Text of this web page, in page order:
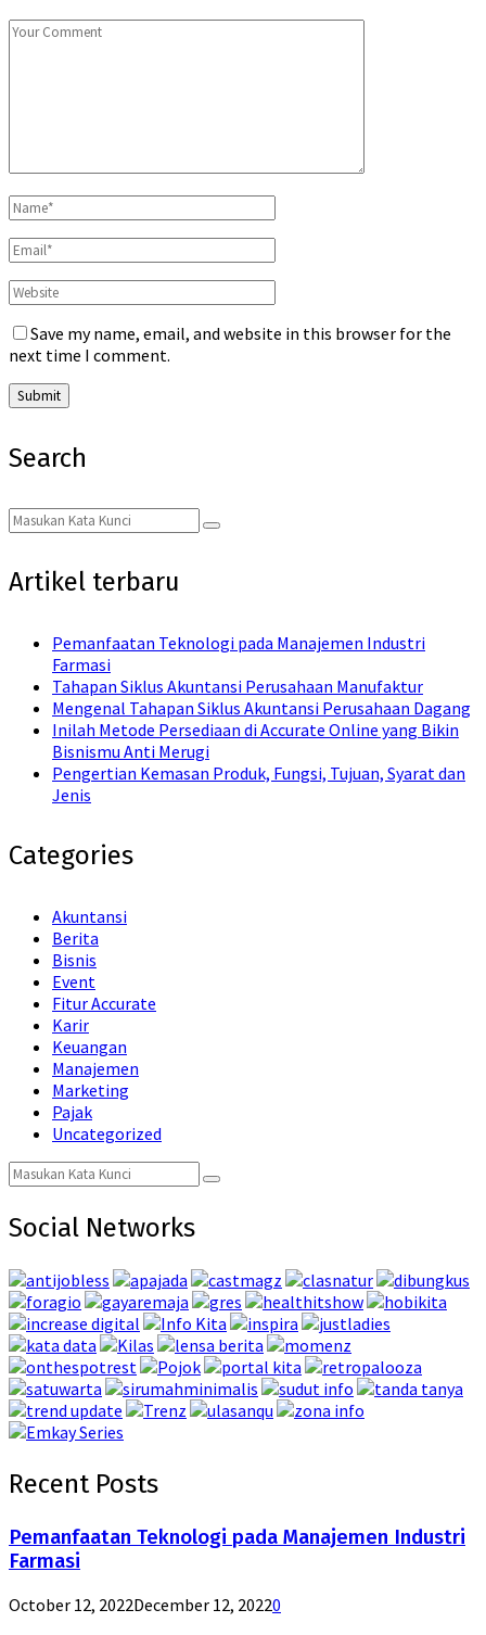
Save my name, email, and website in this browser for the
next time I comment.
Search
Search
for:
Search
Artikel terbaru
Pemanfaatan Teknologi pada Manajemen Industri
Farmasi
Tahapan Siklus Akuntansi Perusahaan Manufaktur
Mengenal Tahapan Siklus Akuntansi Perusahaan Dagang
Inilah Metode Persediaan di Accurate Online yang Bikin
Bisnismu Anti Merugi
Pengertian Kemasan Produk, Fungsi, Tujuan, Syarat dan
Jenis
Categories
Akuntansi
Berita
Bisnis
Event
Fitur Accurate
Karir
Keuangan
Manajemen
Marketing
Pajak
Uncategorized
Search
for:
Search
Social Networks
Recent Posts
Pemanfaatan Teknologi pada Manajemen Industri
Farmasi
October 12, 2022December 12, 20220